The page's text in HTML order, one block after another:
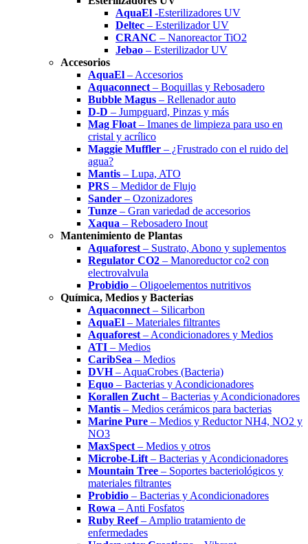
AquaEl -Esterilizadores UV
Deltec – Esterilizador UV
CRANC – Nanoreactor TiO2
Jebao – Esterilizador UV
Accesorios
AquaEl – Accesorios
Aquaconnect – Boquillas y Rebosadero
Bubble Magus – Rellenador auto
D-D – Jumpguard, Pinzas y más
Mag Float – Imanes de limpieza para uso en
cristal y acrílico
Maggie Muffler – ¿Frustrado con el ruido del
agua?
Mantis – Lupa, ATO
PRS – Medidor de Flujo
Sander – Ozonizadores
Tunze – Gran variedad de accesorios
Xaqua – Rebosadero Inout
Mantenimiento de Plantas
Aquaforest – Sustrato, Abono y suplementos
Regulator CO2 – Manoreductor co2 con
electrovalvula
Probidio – Oligoelementos nutritivos
Química, Medios y Bacterias
Aquaconnect – Silicarbon
AquaEl – Materiales filtrantes
Aquaforest – Acondicionadores y Medios
ATI – Medios
CaribSea – Medios
DVH– AquaCrobes (Bacteria)
Equo – Bacterias y Acondicionadores
Korallen Zucht – Bacterias y Acondicionadores
Mantis – Medios cerámicos para bacterias
Marine Pure – Medios y Reductor NH4, NO2 y
NO3
MaxSpect – Medios y otros
Microbe-Lift – Bacterias y Acondicionadores
Mountain Tree – Soportes bacteriológicos y
materiales filtrantes
Probidio – Bacterias y Acondicionadores
Rowa – Anti Fosfatos
Ruby Reef– Amplio tratamiento de
enfermedades